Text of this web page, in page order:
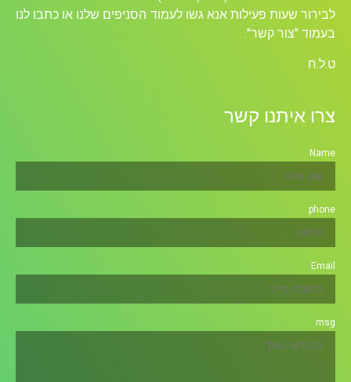
לבירור שעות פעילות אנא גשו לעמוד הסניפים שלנו או כתבו לנו
בעמוד "צור קשר".
ט.ל.ח
צרו איתנו קשר
Name
phone
Email
msg